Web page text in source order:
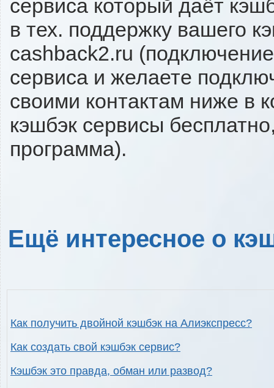
сервиса который даёт
в тех. поддержку вашего
cashback2.ru
сервиса и желаете
своими контактам ниже в
кэшбэк сервисы
программа).
Ещё интересное о
Как получить двойной кэшбэк на Алиэкспресс?
Как создать свой кэшбэк сервис?
Кэшбэк это правда, обман или развод?